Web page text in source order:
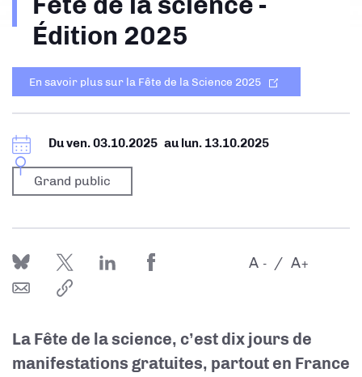
Édition 2025
En savoir plus sur la Fête de la Science 2025
Duven. 03.10.2025 au lun. 13.10.2025
Grand public
-
A +
A
La Fête de la science, c’est dix jours de
manifestations gratuites, partout en France